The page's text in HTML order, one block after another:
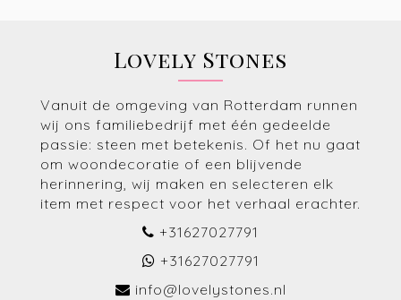
Lovely Stones
Vanuit de omgeving van Rotterdam runnen
wij ons familiebedrijf met één gedeelde
passie: steen met betekenis. Of het nu gaat
om woondecoratie of een blijvende
herinnering, wij maken en selecteren elk
item met respect voor het verhaal erachter.
+31627027791
+31627027791
info@lovelystones.nl